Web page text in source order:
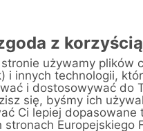
/ Obsługa klienta/Centrum
z o.o.” – szkody szybiarskie
z
używamy plików
i innych technologii,
i dostosowywać do
się, byśmy ich
Ci lepiej dopasowane
stronach Europejskiego